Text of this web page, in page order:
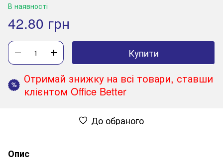
В наявності
42.80 грн
Купити
%
Отримай знижку на всі товари, ставши
клієнтом Office Better
До обраного
Опис